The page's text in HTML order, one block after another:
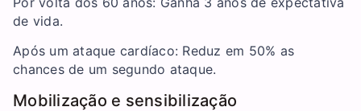
de vida.
Após um ataque cardíaco: Reduz em 50% as
chances de um segundo ataque.
Mobilização e sensibilização